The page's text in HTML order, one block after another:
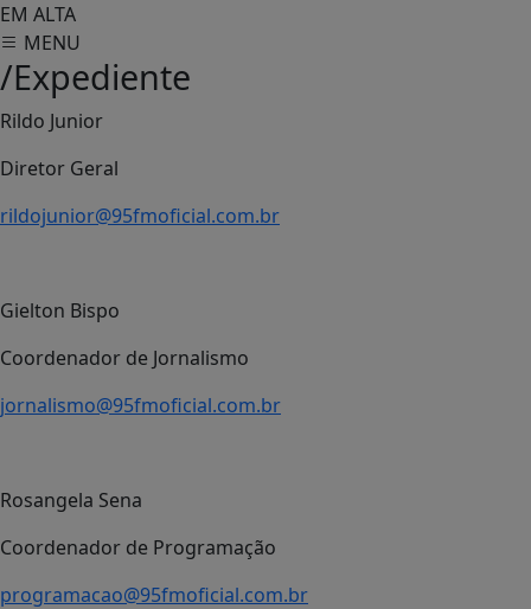
EM ALTA
MENU
/Expediente
Rildo Junior
Diretor Geral
rildojunior@95fmoficial.com.br
Gielton Bispo
Coordenador de Jornalismo
jornalismo@95fmoficial.com.br
Rosangela Sena
Coordenador de Programação
programacao@95fmoficial.com.br